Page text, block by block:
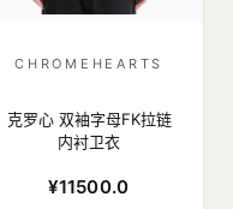
CHROMEHEARTS
克罗心 双袖字母FK拉链
内衬卫衣
¥11500.0